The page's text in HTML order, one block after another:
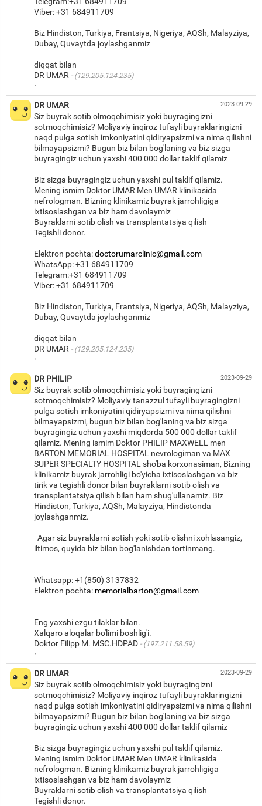
Viber: +31 684911709
Biz Hindiston, Turkiya, Frantsiya, Nigeriya, AQSh, Malayziya,
Dubay, Quvaytda joylashganmiz
diqqat bilan
DR UMAR
(129.205.124.235)
·
2023-09-29
DR UMAR
Siz buyrak sotib olmoqchimisiz yoki buyragingizni
sotmoqchimisiz? Moliyaviy inqiroz tufayli buyraklaringizni
naqd pulga sotish imkoniyatini qidiryapsizmi va nima qilishni
bilmayapsizmi? Bugun biz bilan bog'laning va biz sizga
buyragingiz uchun yaxshi 400 000 dollar taklif qilamiz
Biz sizga buyragingiz uchun yaxshi pul taklif qilamiz.
Mening ismim Doktor UMAR Men UMAR klinikasida
nefrologman. Bizning klinikamiz buyrak jarrohligiga
ixtisoslashgan va biz ham davolaymiz
Buyraklarni sotib olish va transplantatsiya qilish
Tegishli donor.
Elektron pochta:doctorumarclinic@gmail.com
WhatsApp: +31 684911709
Telegram:+31 684911709
Viber: +31 684911709
Biz Hindiston, Turkiya, Frantsiya, Nigeriya, AQSh, Malayziya,
Dubay, Quvaytda joylashganmiz
diqqat bilan
DR UMAR
(129.205.124.235)
·
2023-09-29
DR PHILIP
Siz buyrak sotib olmoqchimisiz yoki buyragingizni
sotmoqchimisiz? Moliyaviy tanazzul tufayli buyragingizni
pulga sotish imkoniyatini qidiryapsizmi va nima qilishni
bilmayapsizmi, bugun biz bilan bog'laning va biz sizga
buyragingiz uchun yaxshi miqdorda 500 000 dollar taklif
qilamiz. Mening ismim Doktor PHILIP MAXWELL men
BARTON MEMORIAL HOSPITAL nevrologiman va MAX
SUPER SPECIALTY HOSPITAL sho'ba korxonasiman, Bizning
klinikamiz buyrak jarrohligi bo'yicha ixtisoslashgan va biz
tirik va tegishli donor bilan buyraklarni sotib olish va
transplantatsiya qilish bilan ham shug'ullanamiz. Biz
Hindiston, Turkiya, AQSh, Malayziya, Hindistonda
joylashganmiz.
Agar siz buyraklarni sotish yoki sotib olishni xohlasangiz,
iltimos, quyida biz bilan bog'lanishdan tortinmang.
Whatsapp: +1(850) 3137832
Elektron pochta: memorialbarton@gmail.com
Eng yaxshi ezgu tilaklar bilan.
Xalqaro aloqalar bo'limi boshlig'i.
Doktor Filipp M. MSC.HDPAD
(197.211.58.59)
·
2023-09-29
DR UMAR
Siz buyrak sotib olmoqchimisiz yoki buyragingizni
sotmoqchimisiz? Moliyaviy inqiroz tufayli buyraklaringizni
naqd pulga sotish imkoniyatini qidiryapsizmi va nima qilishni
bilmayapsizmi? Bugun biz bilan bog'laning va biz sizga
buyragingiz uchun yaxshi 400 000 dollar taklif qilamiz
Biz sizga buyragingiz uchun yaxshi pul taklif qilamiz.
Mening ismim Doktor UMAR Men UMAR klinikasida
nefrologman. Bizning klinikamiz buyrak jarrohligiga
ixtisoslashgan va biz ham davolaymiz
Buyraklarni sotib olish va transplantatsiya qilish
Tegishli donor.